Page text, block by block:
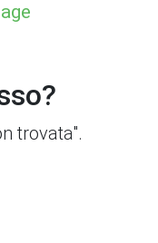
trovata".